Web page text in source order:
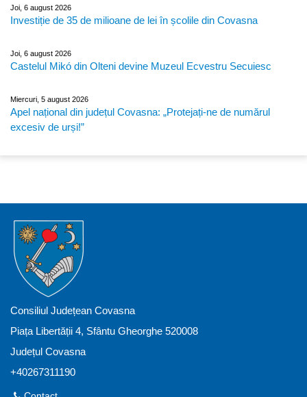
Joi, 6 august 2026
Investiție de 35 de milioane de lei în școlile din Covasna
Joi, 6 august 2026
Castelul Mikó din Olteni devine Muzeul Ecvestru Secuiesc
Miercuri, 5 august 2026
Apel național din județul Covasna: „Protejați-ne de numărul
excesiv de urși!”
Consiliul Județean Covasna
Piața Libertății 4, Sfântu Gheorghe 520008
Județul Covasna
+40267311190